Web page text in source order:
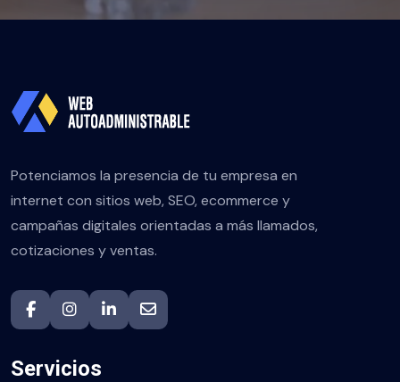
Potenciamos la presencia de tu empresa en
internet con sitios web, SEO, ecommerce y
campañas digitales orientadas a más llamados,
cotizaciones y ventas.
Servicios